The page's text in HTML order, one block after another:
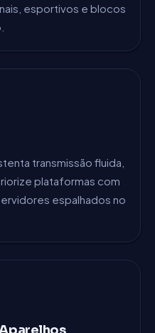
esportivos e blocos
transmissão fluida,
plataformas com
espalhados no